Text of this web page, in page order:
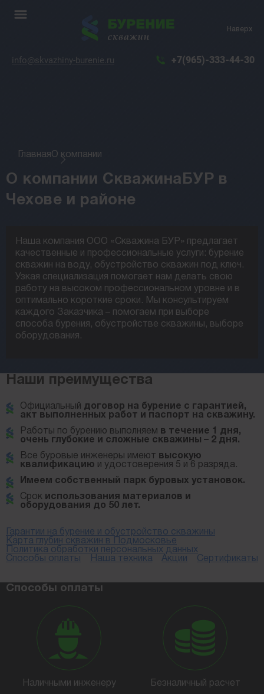
Наверх
info@skvazhiny-burenie.ru +7(965)-333-44-30
ГлавнаяО компании
О компании СкважинаБУР в
Чехове и районе
Наша компания ООО «Скважина БУР» предлагает
качественные и профессиональные услуги: бурение
скважин на воду, обустройство скважин под ключ.
Узкая специализация помогает нам делать свою
работу на высоком профессиональном уровне и в
оптимально короткие сроки. Мы консультируем
каждого Заказчика – помогаем при выборе
способа бурения, обустройстве скважины, выборе
оборудования.
Наши преимущества
Официальный договор на бурение с гарантией,
акт выполненных работ и паспорт на скважину.
Работы по бурению выполняем
в течение 1 дня,
очень глубокие и сложные скважины – 2 дня.
Все буровые инженеры имеют высокую
квалификацию и удостоверения 5 и 6 разряда.
Имеем собственный парк буровых установок.
Срок использования материалов и
оборудования до 50 лет.
Гарантии на бурение и обустройство скважины
Карта глубин скважин в Подмосковье
Политика обработки персональных данных
Способы оплаты
Наша техника Акции Сертификаты
Способы оплаты
Наличными инженеру Безналичный расчет